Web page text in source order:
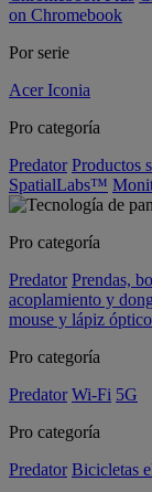
on Chromebook
Por serie
Acer Iconia
Pro categoría
Predator Productos
SpatialLabs™
Pro categoría
Predator Prendas,
acoplamiento y
mouse y lápiz óptico
Pro categoría
Predator Wi-Fi 5G
Pro categoría
Predator Bicicletas